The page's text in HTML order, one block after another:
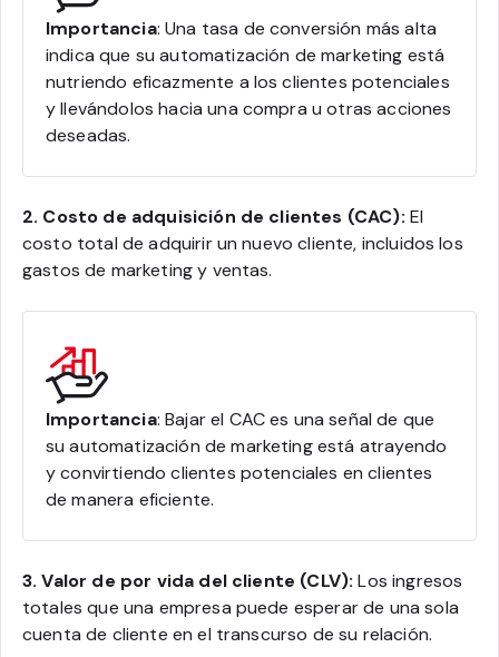
Importancia: Una tasa de conversión más alta
indica que su automatización de marketing está
nutriendo eficazmente a los clientes potenciales
y llevándolos hacia una compra u otras acciones
deseadas.
2. Costo de adquisición de clientes (CAC): El
costo total de adquirir un nuevo cliente, incluidos los
gastos de marketing y ventas.
Importancia: Bajar el CAC es una señal de que
su automatización de marketing está atrayendo
y convirtiendo clientes potenciales en clientes
de manera eficiente.
3. Valor de por vida del cliente (CLV):Los ingresos
totales que una empresa puede esperar de una sola
cuenta de cliente en el transcurso de su relación.